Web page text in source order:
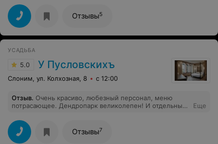
натопили баню, предоставили все необходимое. Есть
бильярд, настольный теннис, дартс. Готовили мы сами
на мангале на полянке с милым видом на озерцо.
Обязательно буду рекомендовать эту усадьбу.
Отзывы5
УСАДЬБА
5.0 У Пусловскихъ
Слоним, ул. Колхозная, 8 с 12:00
Отзыв. Очень красиво, любезный персонал, меню
потрасающее. Дендропарк великолепен! И отдельный
Еще
Отзывы7